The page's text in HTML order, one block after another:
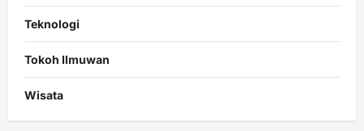
Teknologi
Tokoh Ilmuwan
Wisata